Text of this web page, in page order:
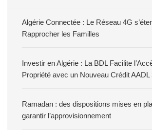
Algérie Connectée : Le Réseau 4G
Rapprocher les Familles
Investir en Algérie : La BDL Facilite
Propriété avec un Nouveau Crédit AADL
Ramadan : des dispositions mises en
garantir l’approvisionnement